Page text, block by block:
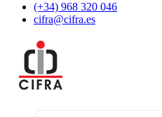
(+34) 968 320 046
cifra@cifra.es